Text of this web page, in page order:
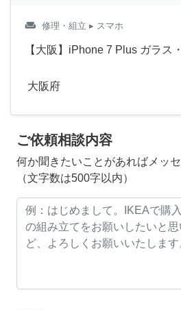
weekend 修理・組立 ▸ スマホ
【大阪】iPhone 7 Plus ガラス
大阪府
ご依頼相談内容
何か聞きたいことがあればメッ
（文字数は500字以内）